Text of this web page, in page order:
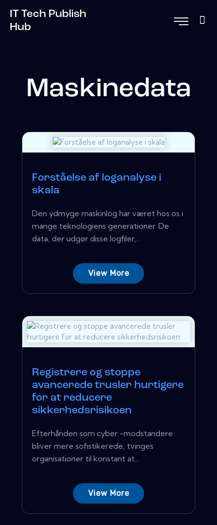
IT Tech Publish
Hub
Maskinedata
Forståelse af loganalyse i
skala
Den ydmyge maskinlog har været hos os i
mange teknologiens generationer. De
data, der udgør disse logfiler,...
View More
Registrere og stoppe
avancerede trusler hurtigere
for at reducere
sikkerhedsrisikoen
Efterhånden som cyber -modstandere
bliver mere sofistikerede, tvinges
organisationer til konstant at...
View More